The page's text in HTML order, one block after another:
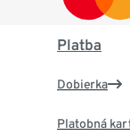
Platba
Dobierka
Platobná